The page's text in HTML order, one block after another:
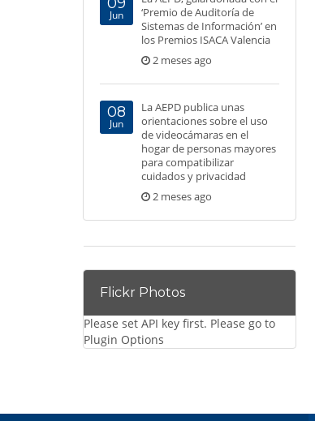
Jun
‘Premio de Auditoría de
Sistemas de Información’ en
los Premios ISACA Valencia
2 meses ago
08
Jun
La AEPD publica unas
orientaciones sobre el uso
de videocámaras en el
hogar de personas mayores
para compatibilizar
cuidados y privacidad
2 meses ago
Flickr Photos
Please set API key first. Please go to
Plugin Options